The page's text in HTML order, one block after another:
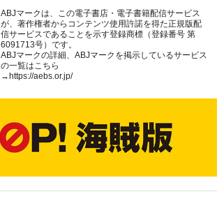
ABJマークは、この電子書店・電子書籍配信サービス
が、著作権者からコンテンツ使用許諾を得た正規版配
信サービスであることを示す登録商標（登録番号 第
6091713号）です。
ABJマークの詳細、ABJマークを掲示しているサービス
の一覧はこちら
→https://aebs.or.jp/